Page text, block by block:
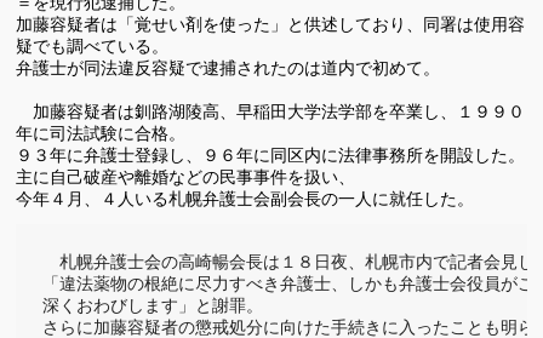
加藤容疑者は「覚せい剤を使った」と供述しており、同署は使用容
疑でも調べている。
弁護士が同法違反容疑で逮捕されたのは道内で初めて。
加藤容疑者は釧路湖陵高、早稲田大学法学部を卒業し、１９９０
年に司法試験に合格。
９３年に弁護士登録し、９６年に同区内に法律事務所を開設した。
主に自己破産や離婚などの民事事件を扱い、
今年４月、４人いる札幌弁護士会副会長の一人に就任した。
札幌弁護士会の高崎暢会長は１８日夜、札幌市内で記者会見し
「違法薬物の根絶に尽力すべき弁護士、しかも弁護士会役員が
深くおわびします」と謝罪。
さらに加藤容疑者の懲戒処分に向けた手続きに入ったことも明